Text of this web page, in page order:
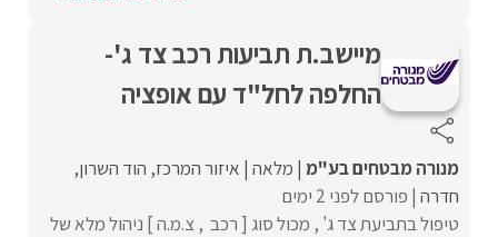
מיישב.ת תביעות רכב צד ג'-
החלפה לחל"ד עם אופציה
מנורה מבטחים בע"מ מלאה איזור המרכז הוד השרון
חדרה פורסם לפני 2 ימים
טיפול בתביעת צד ג' , מכול סוג [ רכב , צ.מ.ה ] ניהול מלא של